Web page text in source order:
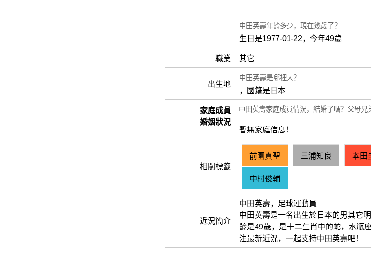
中田英壽年齡多少，現在幾歲了？
生日是1977-01-22，今年49歲
職業 其它
出生地
中田英壽是哪裡人？
，國籍是日本
家庭成員
婚姻狀況
中田英壽家庭成員情況，結婚了嗎？父母兄
暫無家庭信息！
相關標籤
前園真聖 三浦知良 本田
中村俊輔
近況簡介
中田英壽，足球運動員
中田英壽是一名出生於日本的男其它
齡是49歲，是十二生肖中的蛇，水瓶
注最新近況，一起支持中田英壽吧！